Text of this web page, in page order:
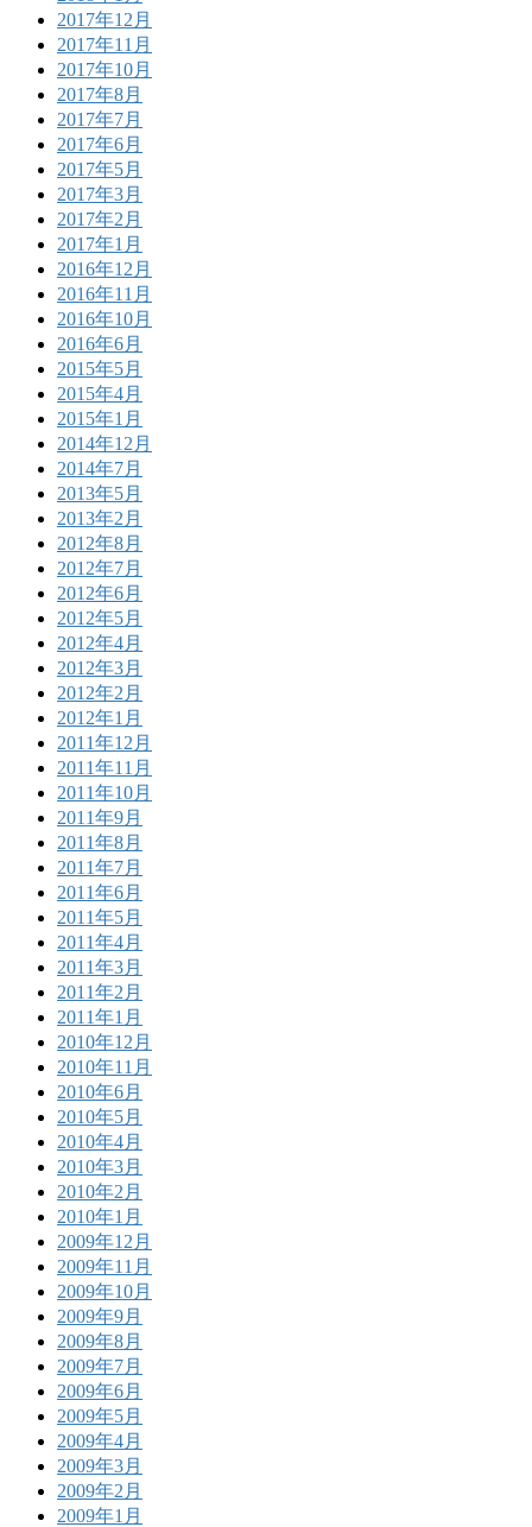
2017年12月
2017年11月
2017年10月
2017年8月
2017年7月
2017年6月
2017年5月
2017年3月
2017年2月
2017年1月
2016年12月
2016年11月
2016年10月
2016年6月
2015年5月
2015年4月
2015年1月
2014年12月
2014年7月
2013年5月
2013年2月
2012年8月
2012年7月
2012年6月
2012年5月
2012年4月
2012年3月
2012年2月
2012年1月
2011年12月
2011年11月
2011年10月
2011年9月
2011年8月
2011年7月
2011年6月
2011年5月
2011年4月
2011年3月
2011年2月
2011年1月
2010年12月
2010年11月
2010年6月
2010年5月
2010年4月
2010年3月
2010年2月
2010年1月
2009年12月
2009年11月
2009年10月
2009年9月
2009年8月
2009年7月
2009年6月
2009年5月
2009年4月
2009年3月
2009年2月
2009年1月